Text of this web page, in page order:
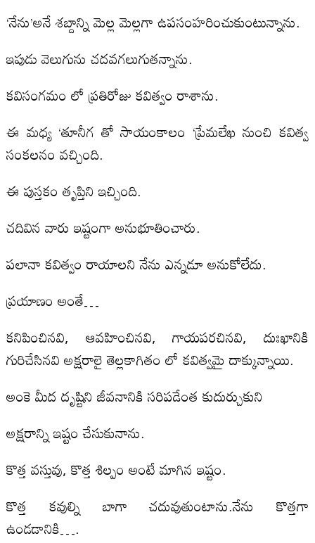
‘నేను’అనే శబ్దాన్ని మెల్ల మెల్లగా ఉపసంహరించుకుంటున్నాను.
ఇపుడు వెలుగును చదవగలుగుతన్నాను.
కవిసంగమం లో ప్రతిరోజు కవిత్వం రాశాను.
ఈ మధ్య ‘తూనీగ తో సాయంకాలం ‘ప్రేమలేఖ నుంచి కవిత్వ
సంకలనం వచ్చింది.
ఈ పుస్తకం తృప్తిని ఇచ్చింది.
చదివిన వారు ఇష్టంగా అనుభూతించారు.
పలానా కవిత్వం రాయాలని నేను ఎన్నడూ అనుకోలేదు.
ప్రయాణం అంతే…
కనిపించినవి, ఆవహించినవి, గాయపరచినవి, దుఃఖానికి
గురిచేసినవి అక్షరాలై తెల్లకాగితం లో కవిత్వమై దాక్కున్నాయి.
అంకె మీద దృష్టిని జీవనానికి సరిపడేంత కుదుర్చుకుని
అక్షరాన్ని ఇష్టం చేసుకునాను.
కొత్త వస్తువు, కొత్త శిల్పం అంటే మాగిన ఇష్టం.
కొత్త కవుల్ని బాగా చదువుతుంటాను.నేను కొత్తగా
ఉండడానికి….